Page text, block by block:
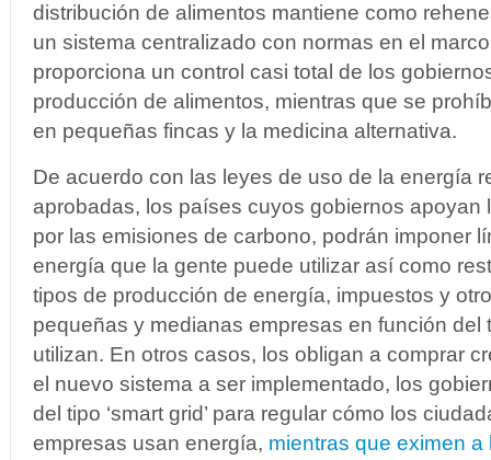
distribución de alimentos mantiene como
un sistema centralizado con normas en el
proporciona un control casi total de los
producción de alimentos, mientras que se
en pequeñas fincas y la medicina alternativa.
De acuerdo con las leyes de uso de la energía
aprobadas, los países cuyos gobiernos apoyan
por las emisiones de carbono, podrán imponer
energía que la gente puede utilizar así como
tipos de producción de energía, impuestos y
pequeñas y medianas empresas en función del
utilizan. En otros casos, los obligan a comprar
el nuevo sistema a ser implementado, los
del tipo ‘smart grid’ para regular cómo los
empresas usan energía, mientras que eximen a